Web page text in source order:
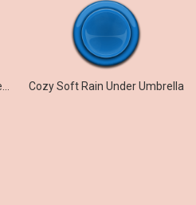
Cozy Soft Rain Under Umbrella